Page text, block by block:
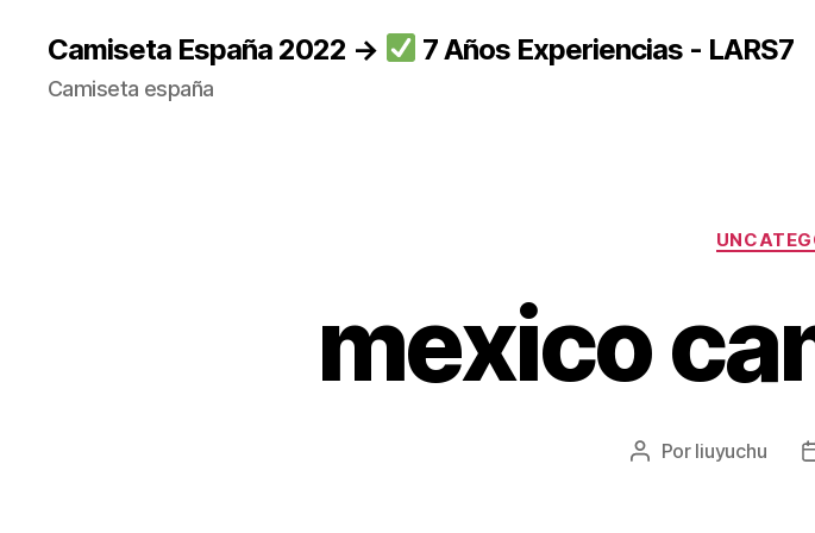
Camiseta España 2022 → 7 Años Experiencias - LARS7
Camiseta españa
mexico
Autor
Por liuyuchu